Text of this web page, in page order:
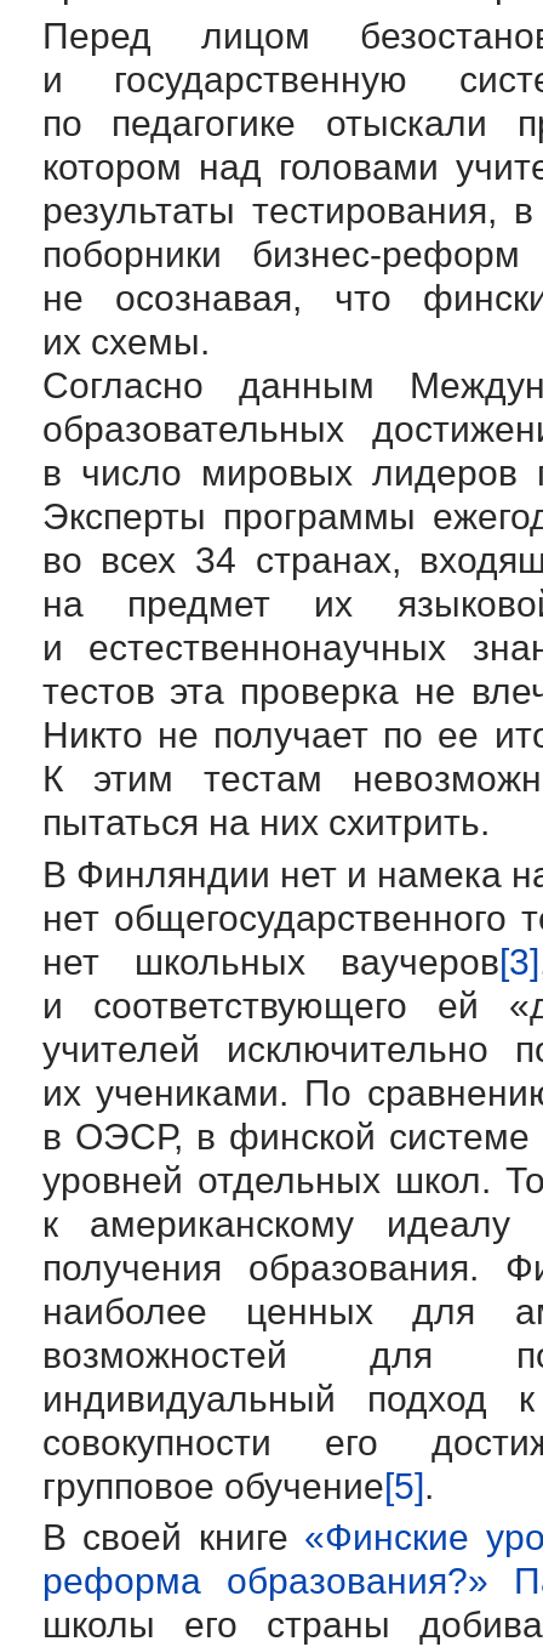
Перед лицом
и государственную
по педагогике отыскали
котором над головами
результаты
поборники бизнес-реформ
не осознавая, что
их схемы.
Согласно данным
образовательных
в число мировых лидеров
Эксперты программы
во всех 34 странах,
на предмет их
и естественнонаучных
тестов эта проверка не
Никто не получает по ее
К этим тестам
пытаться на них схитрить.
В Финляндии нет и намека
нет общегосударственного
нет школьных ваучеров[3]
и соответствующего ей
учителей исключительно
их учениками. По
в ОЭСР, в финской системе
уровней отдельных школ.
к американскому
получения образования.
наиболее ценных для
возможностей для
индивидуальный подход
совокупности его
групповое обучение[5].
В своей книге «Финские
реформа образования?»
школы его страны